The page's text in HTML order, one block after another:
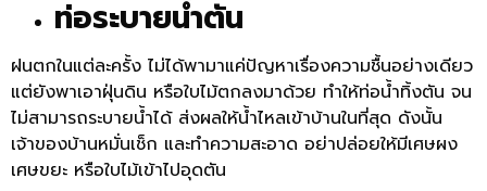
ท่อระบายน้ำตัน
ฝนตกในแต่ละครั้ง ไม่ได้พามาแค่ปัญหาเรื่องความชื้นอย่างเดียว
แต่ยังพาเอาฝุ่นดิน หรือใบไม้ตกลงมาด้วย ทำให้ท่อน้ำทิ้งตัน จน
ไม่สามารถระบายน้ำได้ ส่งผลให้น้ำไหลเข้าบ้านในที่สุด ดังนั้น
เจ้าของบ้านหมั่นเช็ก และทำความสะอาด อย่าปล่อยให้มีเศษผง
เศษขยะ หรือใบไม้เข้าไปอุดตัน